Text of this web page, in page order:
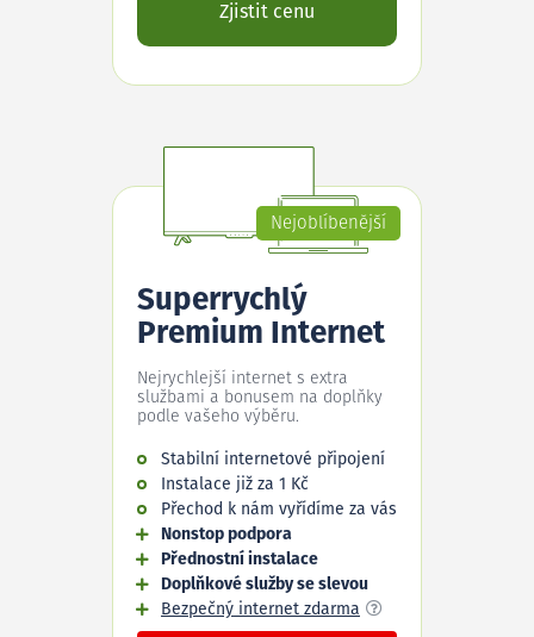
Zjistit cenu
Nejoblíbenější
Superrychlý
Premium Internet
Nejrychlejší internet s extra
službami a bonusem na doplňky
podle vašeho výběru.
Stabilní internetové připojení
Instalace již za 1 Kč
Přechod k nám vyřídíme za vás
Nonstop podpora
Přednostní instalace
Doplňkové služby se slevou
Bezpečný internet zdarma